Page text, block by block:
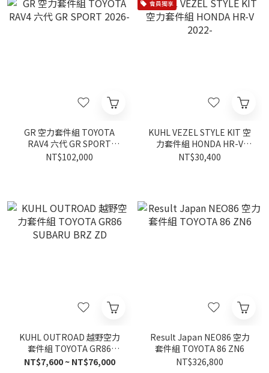
GR 空力套件組 TOYOTA
RAV4 六代 GR SPORT
2026-
NT$102,000
會員獨享
KUHL VEZEL STYLE KIT 空
力套件組 HONDA HR-V
2022-
NT$30,400
KUHL OUTROAD 越野空力
套件組 TOYOTA GR86
SUBARU BRZ ZD
NT$7,600 ~ NT$76,000
Result Japan NEO86 空力
套件組 TOYOTA 86 ZN6
NT$326,800